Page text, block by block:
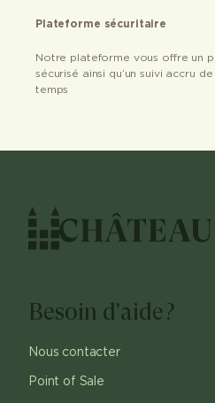
Plateforme sécuritaire
Notre plateforme vous offre un
sécurisé ainsi qu’un suivi accru
temps
Besoin d'aide?
Nous contacter
Point of Sale